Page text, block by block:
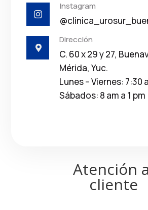

Instagram

Dirección
C. 60 x 29 y 27,
Mérida, Yuc.
Lunes – Viernes: 7:30
Sábados: 8 am a 1 pm
Atención
cliente